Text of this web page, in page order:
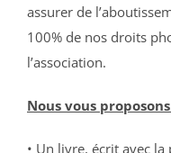
assurer de
100% de nos droits
l’association.
Nous vous
• Un livre, écrit avec